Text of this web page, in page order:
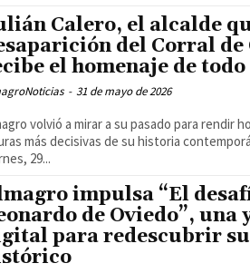
Calero, el alcalde
del Corral de
el homenaje de
- 31 de mayo de 2026
volvió a mirar a su pasado para rendir
más decisivas de su historia
29...
impulsa “El
de Oviedo”, una
para redescubrir